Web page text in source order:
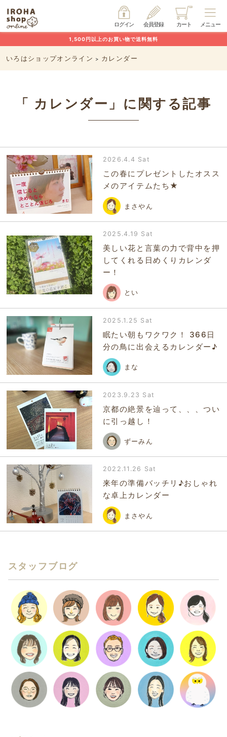
メニュー
カート
会員登録
ログイン
1,500円以上のお買い物で送料無料
いろはショップオンライン > カレンダー
「 カレンダー」に関する記事
2026.4.4 Sat
この春にプレゼントしたオスス
メのアイテムたち★
まさやん
2025.4.19 Sat
美しい花と言葉の力で背中を押
してくれる日めくりカレンダ
ー！
とい
2025.1.25 Sat
眠たい朝もワクワク！ 366日
分の鳥に出会えるカレンダー♪
まな
2023.9.23 Sat
京都の絶景を辿って、、、つい
に引っ越し！
ずーみん
2022.11.26 Sat
来年の準備バッチリ♪おしゃれ
な卓上カレンダー
まさやん
スタッフブログ